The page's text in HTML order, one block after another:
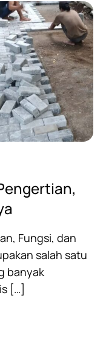
Fungsi, dan
salah satu
banyak
[…]